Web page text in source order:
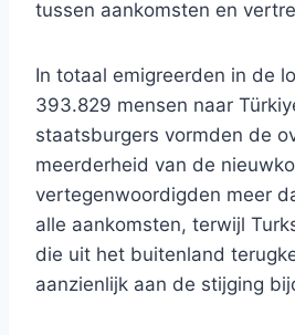
tussen aankomsten en
In totaal emigreerden in de
393.829 mensen naar
staatsburgers vormden de
meerderheid van de
vertegenwoordigden meer
alle aankomsten, terwijl
die uit het buitenland
aanzienlijk aan de stijging